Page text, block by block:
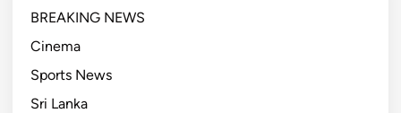
BREAKING NEWS
Cinema
Sports News
Sri Lanka